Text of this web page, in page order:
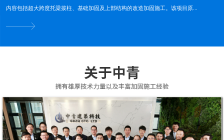
内容包括超大跨度托梁拔柱、基础加固及上部结构的改造加固施工。该项目原...